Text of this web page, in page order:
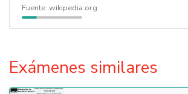
Fuente: wikipedia.org
Exámenes similares